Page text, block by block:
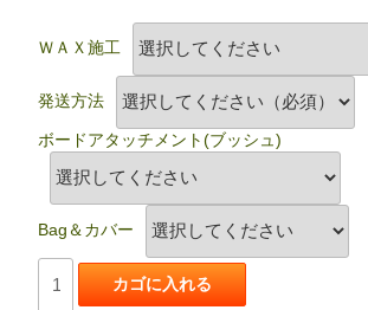
ＷＡＸ施工
発送方法
ボードアタッチメント(ブッシュ)
Bag＆カバー